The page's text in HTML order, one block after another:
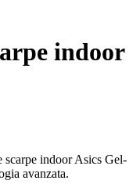
indoor
scarpe indoor Asics Gel-
avanzata.